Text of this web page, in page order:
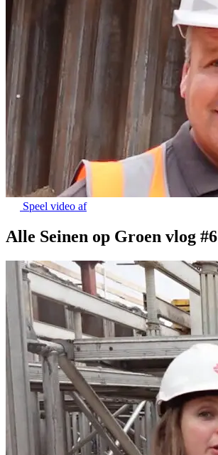
Speel video af
Alle Seinen op Groen vlog #6